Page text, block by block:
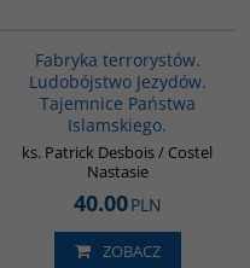
Fabryka terrorystów.
Ludobójstwo Jezydów.
Tajemnice Państwa
Islamskiego.
ks. Patrick Desbois / Costel
Nastasie
40.00PLN
ZOBACZ